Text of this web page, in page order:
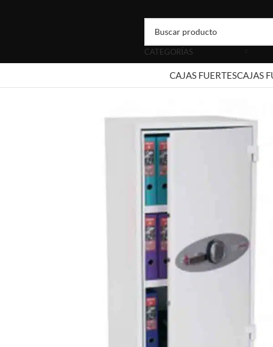
CATEGORÍAS
CAJAS FUERTESCAJAS